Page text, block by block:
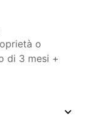
o
di 3 mesi +